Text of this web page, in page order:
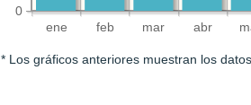
ene feb mar abr
0
* Los gráficos anteriores muestran los